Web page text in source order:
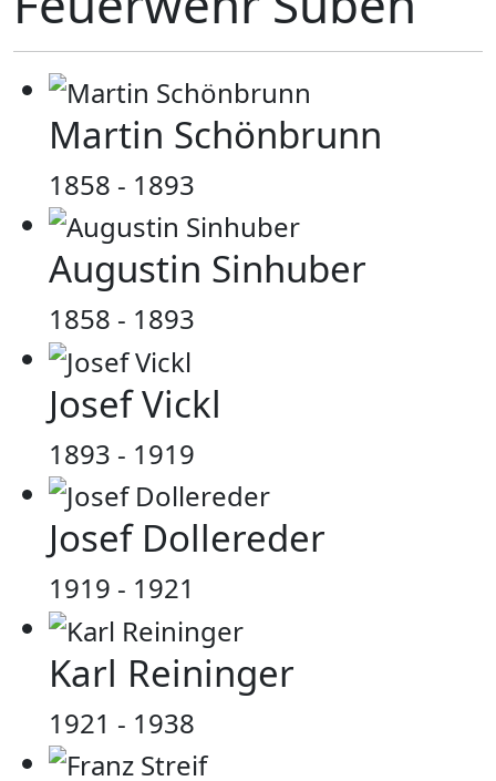
Martin Schönbrunn
1858 - 1893
Augustin Sinhuber
1858 - 1893
Josef Vickl
1893 - 1919
Josef Dollereder
1919 - 1921
Karl Reininger
1921 - 1938